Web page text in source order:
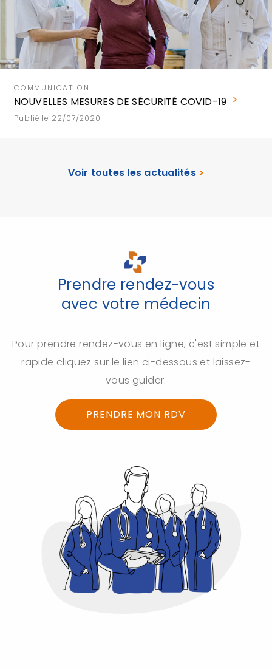
COMMUNICATION
NOUVELLES MESURES DE SÉCURITÉ COVID-19
Publié le 22/07/2020
Voir toutes les actualités >
Prendre rendez-vous
avec votre médecin
Pour prendre rendez-vous en ligne, c'est simple et
rapide cliquez sur le lien ci-dessous et laissez-
vous guider.
PRENDRE MON RDV